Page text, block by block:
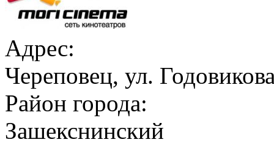
Адрес:
Череповец, ул.
Район города:
Зашекснинский